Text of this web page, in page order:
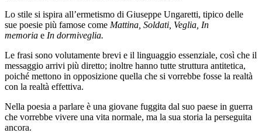
Lo stile si ispira all’ermetismo di Giuseppe Ungaretti, tipico delle
sue poesie più famose come Mattina, Soldati, Veglia, In
memoria e In dormiveglia.
Le frasi sono volutamente brevi e il linguaggio essenziale, così che il
messaggio arrivi più diretto; inoltre hanno tutte struttura antitetica,
poiché mettono in opposizione quella che si vorrebbe fosse la realtà
con la realtà effettiva.
Nella poesia a parlare è una giovane fuggita dal suo paese in guerra
che vorrebbe vivere una vita normale, ma la sua storia la perseguita
ancora.